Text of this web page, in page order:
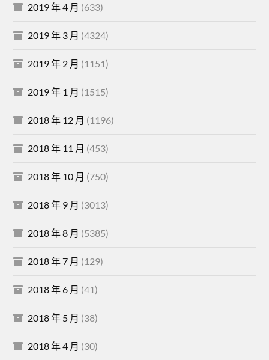
2019 年 4 月 (633)
2019 年 3 月 (4324)
2019 年 2 月 (1151)
2019 年 1 月 (1515)
2018 年 12 月 (1196)
2018 年 11 月 (453)
2018 年 10 月 (750)
2018 年 9 月 (3013)
2018 年 8 月 (5385)
2018 年 7 月 (129)
2018 年 6 月 (41)
2018 年 5 月 (38)
2018 年 4 月 (30)